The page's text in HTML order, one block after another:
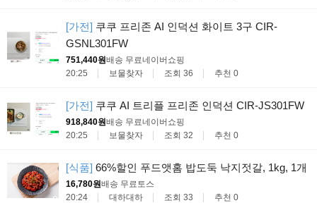
[가전] 쿠쿠 프리존 AI 인덕션 화이트 3구 CIR-
GSNL301FW
751,440원배송 무료네이버쇼핑
20:25
보물찾자 조회 36 추천 0
[가전] 쿠쿠 AI 트리플 프리존 인덕션 CIR-JS301FW
918,840원배송 무료네이버쇼핑
20:25
보물찾자 조회 32 추천 0
[식품] 66%할인 푸드앳홈 밥도둑 낙지젓갈, 1kg, 1개
16,780원배송 무료 토스
20:24
대하대하 조회 33 추천 0